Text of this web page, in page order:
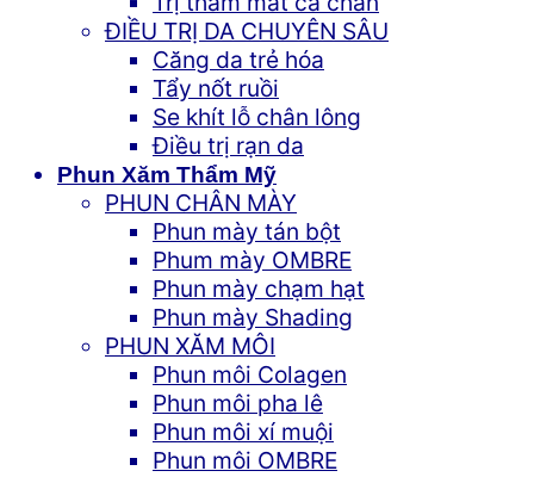
ĐIỀU TRỊ DA CHUYÊN SÂU
Căng da trẻ hóa
Tẩy nốt ruồi
Se khít lỗ chân lông
Điều trị rạn da
Phun Xăm Thẩm Mỹ
PHUN CHÂN MÀY
Phun mày tán bột
Phum mày OMBRE
Phun mày chạm hạt
Phun mày Shading
PHUN XĂM MÔI
Phun môi Colagen
Phun môi pha lê
Phun môi xí muội
Phun môi OMBRE